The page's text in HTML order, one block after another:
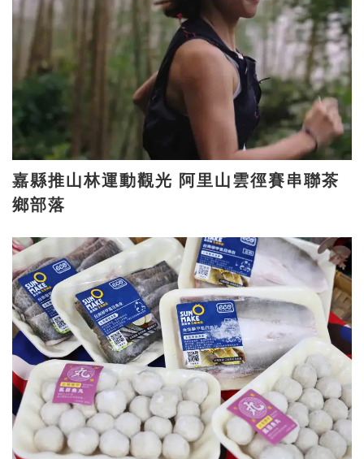
嘉縣推山林運動觀光 阿里山雲徑賽串聯茶
鄉部落